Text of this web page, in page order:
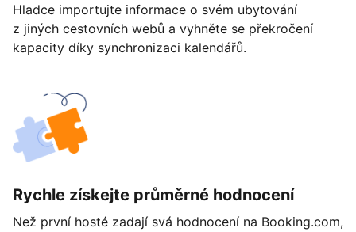
Hladce importujte informace o svém ubytování
z jiných cestovních webů a vyhněte se překročení
kapacity díky synchronizaci kalendářů.
Rychle získejte průměrné hodnocení
Než první hosté zadají svá hodnocení na Booking.com,